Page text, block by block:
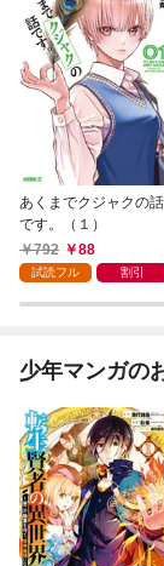
あくまでクジャクの話
です。（１）
792
88
試読フル 割引
少年マンガの